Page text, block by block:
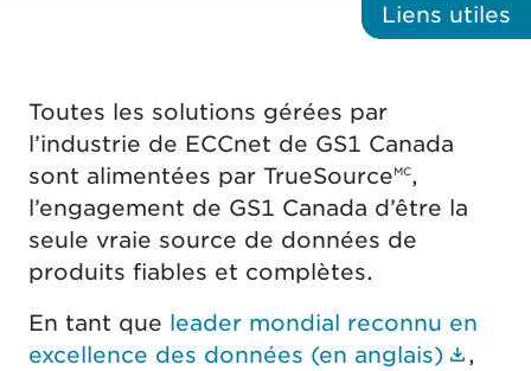
Liens utiles
Toutes les solutions gérées par
l’industrie de ECCnet de GS1 Canada
sont alimentées par TrueSourceMC,
l’engagement de GS1 Canada d’être la
seule vraie source de données de
produits fiables et complètes.
En tant que leader mondial reconnu en
excellence des données (en anglais)
(Le
,